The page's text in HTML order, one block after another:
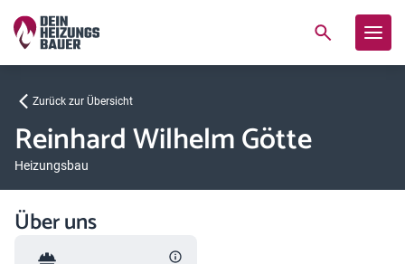
Zurück zur Übersicht
Reinhard Wilhelm Götte
Heizungsbau
Über uns